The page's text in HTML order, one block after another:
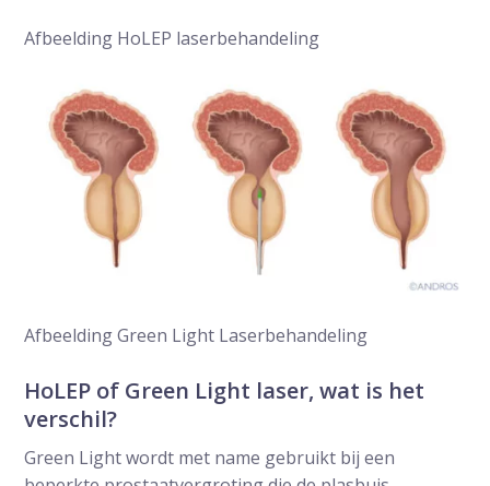
Afbeelding HoLEP laserbehandeling
Afbeelding Green Light Laserbehandeling
HoLEP of Green Light laser, wat is het
verschil?
Green Light wordt met name gebruikt bij een